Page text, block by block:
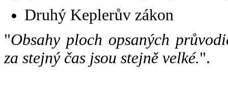
Druhý Keplerův zákon
"Obsahy ploch opsaných
za stejný čas jsou stejně velké.".